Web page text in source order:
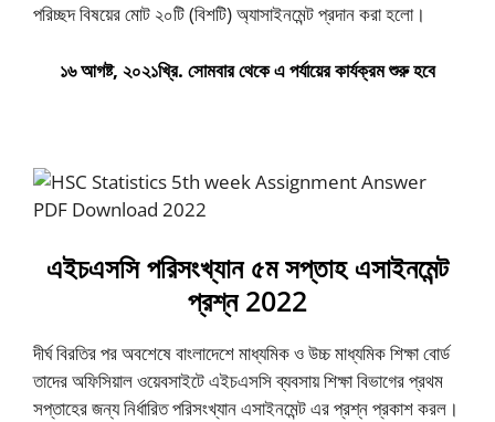
পরিচ্ছদ বিষয়ের মােট ২০টি (বিশটি) অ্যাসাইনমেন্ট প্রদান করা হলাে।
১৬ আগষ্ট, ২০২১খ্রি. সােমবার থেকে এ পর্যায়ের কার্যক্রম শুরু হবে
এইচএসসি পরিসংখ্যান ৫ম সপ্তাহ এসাইনমেন্ট
প্রশ্ন 2022
দীর্ঘ বিরতির পর অবশেষে বাংলাদেশে মাধ্যমিক ও উচ্চ মাধ্যমিক শিক্ষা বোর্ড
তাদের অফিসিয়াল ওয়েবসাইটে এইচএসসি ব্যবসায় শিক্ষা বিভাগের প্রথম
সপ্তাহের জন্য নির্ধারিত পরিসংখ্যান এসাইনমেন্ট এর প্রশ্ন প্রকাশ করল।